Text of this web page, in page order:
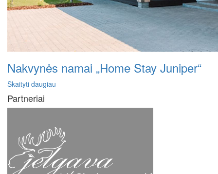
Nakvynės namai „Home Stay Juniper“
Skaityti daugiau
Partneriai